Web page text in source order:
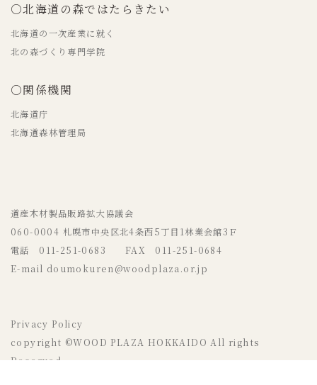
○北海道の森ではたらきたい
北海道の一次産業に就く
北の森づくり専門学院
○関係機関
北海道庁
北海道森林管理局
道産木材製品販路拡大協議会
060-0004 札幌市中央区北4条西5丁目1林業会館3Ｆ
電話 011-251-0683 FAX 011-251-0684
E-mail doumokuren@woodplaza.or.jp
Privacy Policy
copyright ©WOOD PLAZA HOKKAIDO All rights
Reserved.